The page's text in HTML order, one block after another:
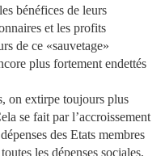
bénéfices de leurs
et les profits
de ce «sauvetage»
plus fortement endettés
on extirpe toujours plus
se fait par l’accroissement
des Etats membres
les dépenses sociales,